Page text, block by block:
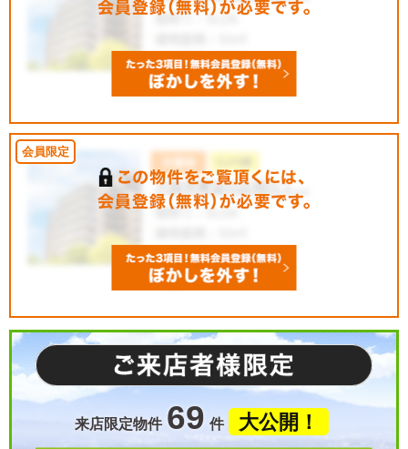
来店限定物件 69 件 大公開！